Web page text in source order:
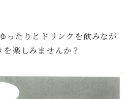
ったりとドリンクを飲みなが
楽しみませんか？